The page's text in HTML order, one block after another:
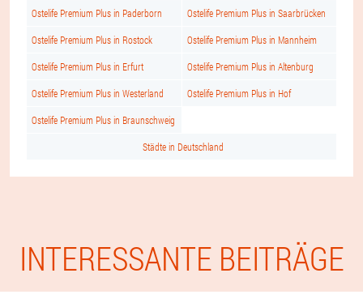
Ostelife Premium Plus in Paderborn Ostelife Premium Plus in Saarbrücken
Ostelife Premium Plus in Rostock Ostelife Premium Plus in Mannheim
Ostelife Premium Plus in Erfurt Ostelife Premium Plus in Altenburg
Ostelife Premium Plus in Westerland Ostelife Premium Plus in Hof
Ostelife Premium Plus in Braunschweig
Städte in Deutschland
INTERESSANTE BEITRÄGE